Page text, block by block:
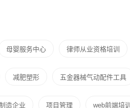
母婴服务中心 律师从业资格培训
减肥塑形 五金器械气动配件工具
造企业 项目管理 web前端培